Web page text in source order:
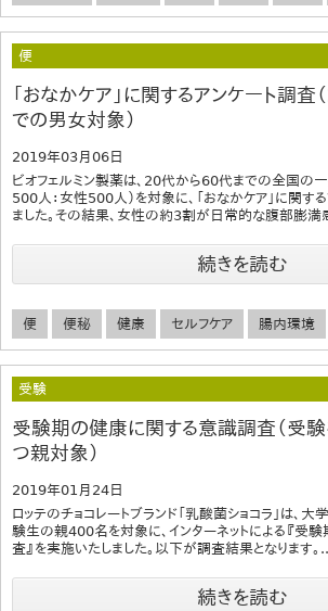
便
「おなかケア」に関するアンケート調
での男女対象）
2019年03月06日
ビオフェルミン製薬は、20代から60代までの全国の
500人：女性500人）を対象に、「おなかケア」に関す
ました。その結果、女性の約3割が日常的な腹部膨満
続きを読む
便 便秘 健康 セルフケア 腸内環境
受験
受験期の健康に関する意識調査（受験
つ親対象）
2019年01月24日
ロッテのチョコレートブランド「乳酸菌ショコラ」は、
験生の親400名を対象に、インターネットによる『受
査』を実施いたしました。以下が調査結果となります。
続きを読む